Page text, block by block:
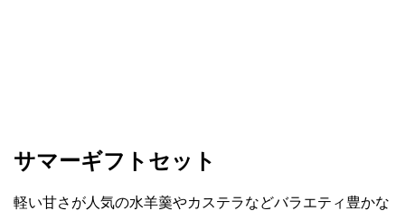
サマーギフトセット
軽い甘さが人気の水羊羹やカステラなどバラエティ豊かな